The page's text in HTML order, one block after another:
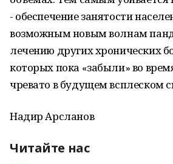
- обеспечение занятости
возможным новым волнам
лечению других хронических
которых пока «забыли» во
чревато в будущем всплеском
Надир Арсланов
Читайте нас